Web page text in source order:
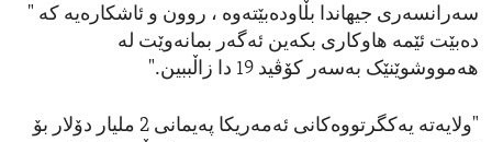
سەرانسەری جیهاندا بڵاودەبێتەوە ، روون و ئاشکارەیە کە "
دەبێت ئێمە هاوکاری بکەین ئەگەر بمانەوێت لە
هەمووشوێنێک بەسەر کۆڤید 19 دا زاڵببین."
"ولایەتە یەکگرتووەکانی ئەمەریکا پەیمانی 2 ملیار دۆلار بۆ